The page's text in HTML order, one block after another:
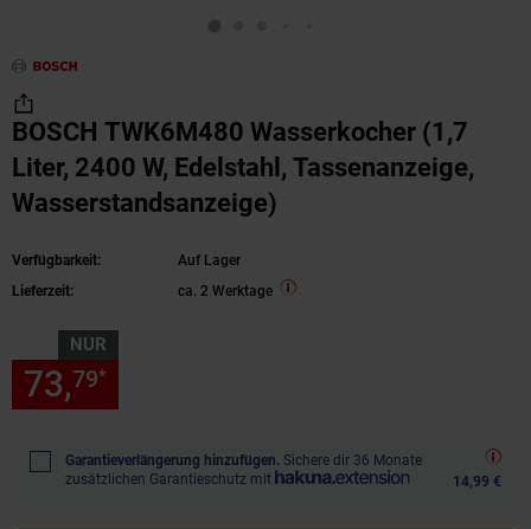
BOSCH TWK6M480 Wasserkocher (1,7
Liter, 2400 W, Edelstahl, Tassenanzeige,
Wasserstandsanzeige)
Verfügbarkeit:
Auf Lager
Lieferzeit:
ca. 2 Werktage
NUR
73,79*
Garantieverlängerung hinzufügen. Sichere dir 36 Monate
zusätzlichen Garantieschutz mit
14,99 €